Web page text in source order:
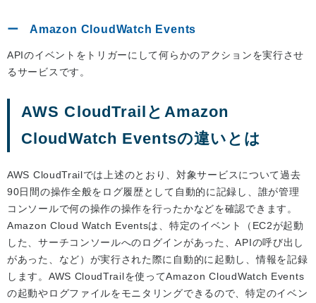
Amazon CloudWatch Events
APIのイベントをトリガーにして何らかのアクションを実行させ
るサービスです。
AWS CloudTrailとAmazon
CloudWatch Eventsの違いとは
AWS CloudTrailでは上述のとおり、対象サービスについて過去
90日間の操作全般をログ履歴として自動的に記録し、誰が管理
コンソールで何の操作の操作を行ったかなどを確認できます。
Amazon Cloud Watch Eventsは、特定のイベント（EC2が起動
した、サーチコンソールへのログインがあった、APIの呼び出し
があった、など）が実行された際に自動的に起動し、情報を記録
します。AWS CloudTrailを使ってAmazon CloudWatch Events
の起動やログファイルをモニタリングできるので、特定のイベン